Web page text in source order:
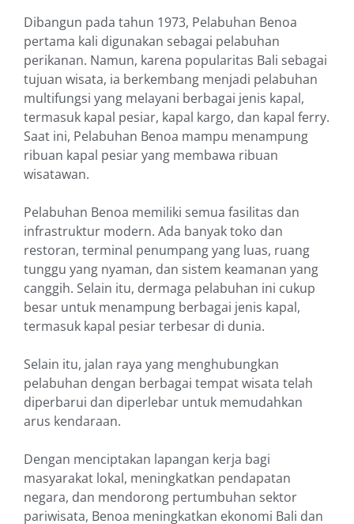
Dibangun pada tahun 1973, Pelabuhan Benoa
pertama kali digunakan sebagai pelabuhan
perikanan. Namun, karena popularitas Bali sebagai
tujuan wisata, ia berkembang menjadi pelabuhan
multifungsi yang melayani berbagai jenis kapal,
termasuk kapal pesiar, kapal kargo, dan kapal ferry.
Saat ini, Pelabuhan Benoa mampu menampung
ribuan kapal pesiar yang membawa ribuan
wisatawan.
Pelabuhan Benoa memiliki semua fasilitas dan
infrastruktur modern. Ada banyak toko dan
restoran, terminal penumpang yang luas, ruang
tunggu yang nyaman, dan sistem keamanan yang
canggih. Selain itu, dermaga pelabuhan ini cukup
besar untuk menampung berbagai jenis kapal,
termasuk kapal pesiar terbesar di dunia.
Selain itu, jalan raya yang menghubungkan
pelabuhan dengan berbagai tempat wisata telah
diperbarui dan diperlebar untuk memudahkan
arus kendaraan.
Dengan menciptakan lapangan kerja bagi
masyarakat lokal, meningkatkan pendapatan
negara, dan mendorong pertumbuhan sektor
pariwisata, Benoa meningkatkan ekonomi Bali dan